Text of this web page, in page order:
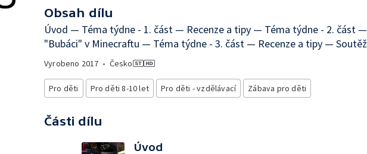
Obsah dílu
Úvod — Téma týdne - 1. část — Recenze a tipy — Téma týdne - 2. část —
"Bubáci" v Minecraftu — Téma týdne - 3. část — Recenze a tipy — Soutěž
Vyrobeno 2017 • Česko
Pro děti Pro děti 8-10 let Pro děti - vzdělávací Zábava pro děti
Části dílu
Úvod